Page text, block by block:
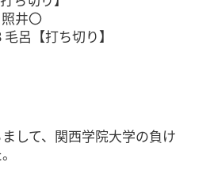
井〇
毛呂【打ち切り】
して、関西学院大学の負け